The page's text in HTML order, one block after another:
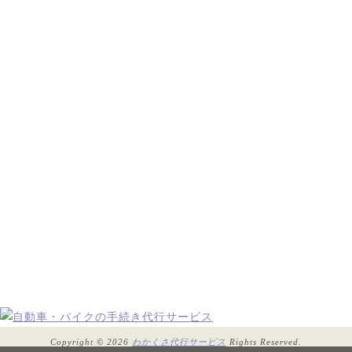
Copyright © 2026 わかくさ代行サービス Rights Reserved.